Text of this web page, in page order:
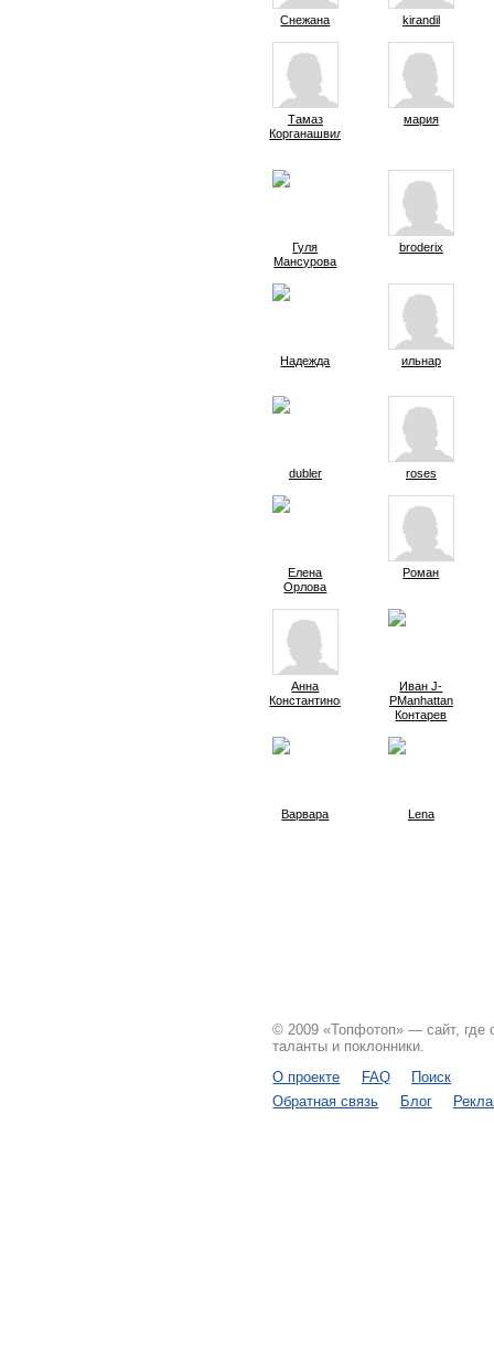
Снежана kirandil
Тамаз
Корганашвили
мария
Гуля
Мансурова
broderix
Надежда ильнар
dubler roses
Елена
Орлова
Роман
Анна
Константиновна
Иван J-
PManhattan
Контарев
Варвара Lena
© 2009 «Топфотоп» — сайт, где
таланты и поклонники.
О проекте
FAQ
Поиск
Обратная связь
Блог